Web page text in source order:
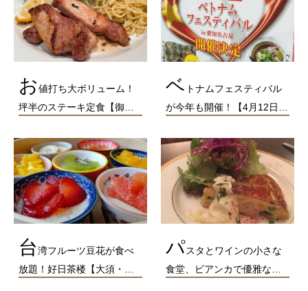
お値打ち大ボリューム！
坪半のステーキ定食【御…
ベ トナムフェスティバル
が今年も開催！【4月12日…
台湾フルーツ豆花が食べ
放題！好日茶楼【大須・…
パスタとワインの小さな
食堂、ビアンカで優雅な…